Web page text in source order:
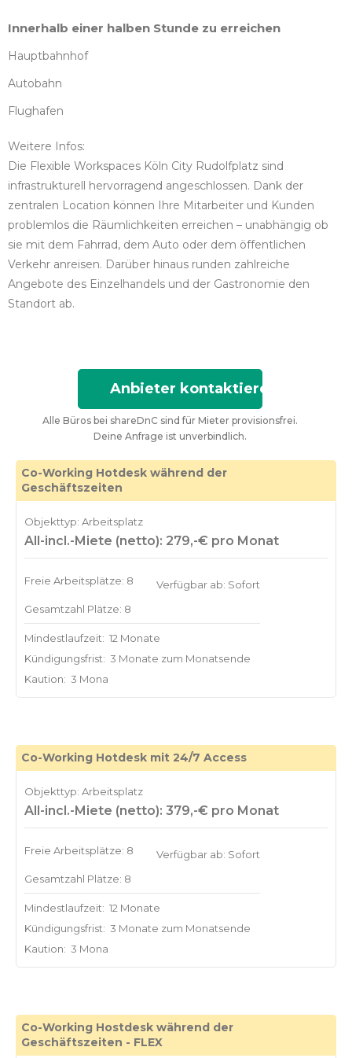
Innerhalb einer halben Stunde zu erreichen
Hauptbahnhof
Autobahn
Flughafen
Weitere Infos:
Die Flexible Workspaces Köln City Rudolfplatz sind
infrastrukturell hervorragend angeschlossen. Dank der
zentralen Location können Ihre Mitarbeiter und Kunden
problemlos die Räumlichkeiten erreichen – unabhängig ob
sie mit dem Fahrrad, dem Auto oder dem öffentlichen
Verkehr anreisen. Darüber hinaus runden zahlreiche
Angebote des Einzelhandels und der Gastronomie den
Standort ab.
Anbieter kontaktieren
Alle Büros bei shareDnC sind für Mieter provisionsfrei.
Deine Anfrage ist unverbindlich.
Co-Working Hotdesk während der
Geschäftszeiten
Objekttyp: Arbeitsplatz
All-incl.-Miete (netto): 279,-€ pro Monat
Freie Arbeitsplätze: 8
Gesamtzahl Plätze: 8
Verfügbar ab: Sofort
Mindestlaufzeit: 12 Monate
Kündigungsfrist: 3 Monate zum Monatsende
Kaution: 3 Mona
Co-Working Hotdesk mit 24/7 Access
Objekttyp: Arbeitsplatz
All-incl.-Miete (netto): 379,-€ pro Monat
Freie Arbeitsplätze: 8
Gesamtzahl Plätze: 8
Verfügbar ab: Sofort
Mindestlaufzeit: 12 Monate
Kündigungsfrist: 3 Monate zum Monatsende
Kaution: 3 Mona
Co-Working Hostdesk während der
Geschäftszeiten - FLEX